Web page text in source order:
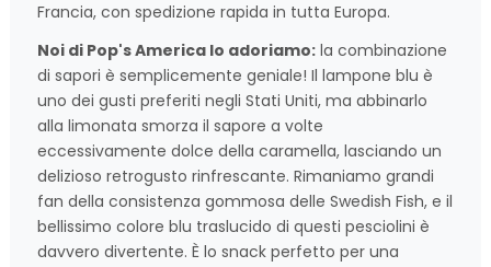
Francia, con spedizione rapida in tutta Europa.
Noi di Pop's America lo adoriamo: la combinazione
di sapori è semplicemente geniale! Il lampone blu è
uno dei gusti preferiti negli Stati Uniti, ma abbinarlo
alla limonata smorza il sapore a volte
eccessivamente dolce della caramella, lasciando un
delizioso retrogusto rinfrescante. Rimaniamo grandi
fan della consistenza gommosa delle Swedish Fish, e il
bellissimo colore blu traslucido di questi pesciolini è
davvero divertente. È lo snack perfetto per una